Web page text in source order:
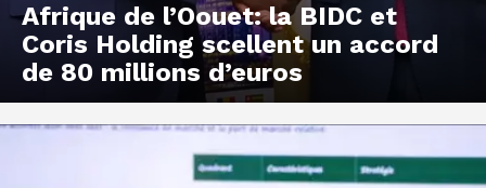
Afrique de l’Oouet: la BIDC et
Coris Holding scellent un accord
de 80 millions d’euros